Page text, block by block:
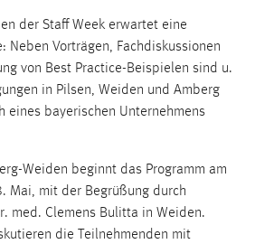
der Staff Week erwartet eine
Neben Vorträgen, Fachdiskussionen
von Best Practice-Beispielen sind u.
in Pilsen, Weiden und Amberg
eines bayerischen Unternehmens
Weiden beginnt das Programm am
Mai, mit der Begrüßung durch
med. Clemens Bulitta in Weiden.
die Teilnehmenden mit
man eingeloggt ist.
preference
die gewählte Sprache der Website.